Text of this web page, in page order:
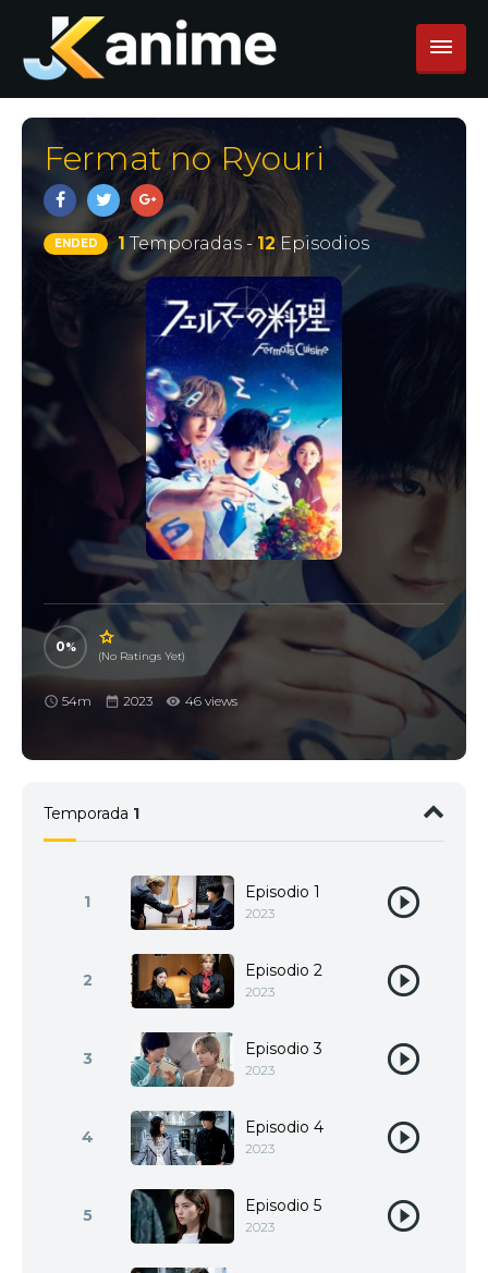
Fermat no Ryouri
ENDED 1 Temporadas - 12 Episodios
0
(No Ratings Yet)
54m 2023 46 views
Temporada 1
1 Episodio 1
2023
2 Episodio 2
2023
3 Episodio 3
2023
4 Episodio 4
2023
5 Episodio 5
2023